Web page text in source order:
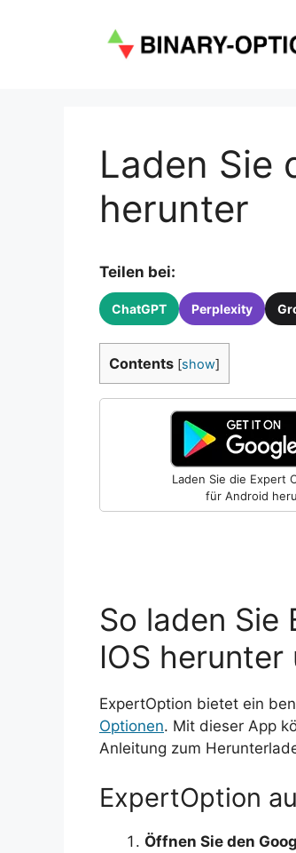
Laden Sie
herunter
Teilen bei:
ChatGPT Perplexity
Contents [show]
Laden Sie die Expert
für Android
So laden
IOS
ExpertOption bietet ein
Optionen. Mit dieser App
Anleitung zum
ExpertOption
Öffnen Sie den